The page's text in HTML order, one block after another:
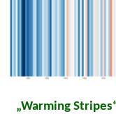
„Warming